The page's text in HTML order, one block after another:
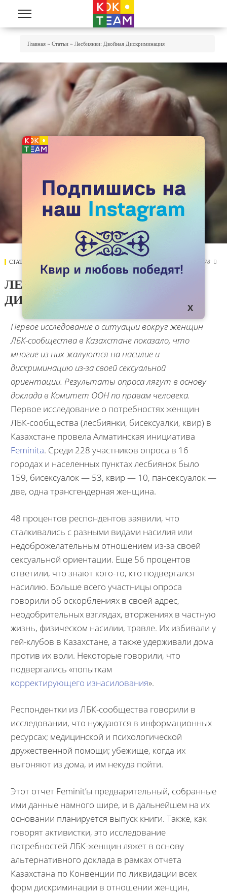
Перейти к основному содержанию
Главная » Статьи » Лесбиянки: Двойная Дискриминация
СТАТЬИ 10278 
ЛЕСБИЯНКИ: ДВОЙНАЯ
ДИСКРИМИНАЦИЯ
Первое исследование о ситуации вокруг женщин
ЛБК-сообщества в Казахстане показало, что
многие из них жалуются на насилие и
дискриминацию из-за своей сексуальной
ориентации. Результаты опроса лягут в основу
доклада в Комитет ООН по правам человека.
Первое исследование о потребностях женщин
ЛБК-сообщества (лесбиянки, бисексуалки, квир) в
Казахстане провела Алматинская инициатива
Feminita. Среди 228 участников опроса в 16
городах и населенных пунктах лесбиянок было
159, бисексуалок — 53, квир — 10, пансексуалок —
две, одна трансгендерная женщина.
48 процентов респондентов заявили, что
сталкивались с разными видами насилия или
недоброжелательным отношением из-за своей
сексуальной ориентации. Еще 56 процентов
ответили, что знают кого-то, кто подвергался
насилию. Больше всего участницы опроса
говорили об оскорблениях в своей адрес,
неодобрительных взглядах, вторжениях в частную
жизнь, физическом насилии, травле. Их избивали у
гей-клубов в Казахстане, а также удерживали дома
против их воли. Некоторые говорили, что
подвергались «попыткам
корректирующего изнасилования».
Респондентки из ЛБК-сообщества говорили в
исследовании, что нуждаются в информационных
ресурсах; медицинской и психологической
дружественной помощи; убежище, когда их
выгоняют из дома, и им некуда пойти.
Этот отчет Feminit’ы предварительный, собранные
ими данные намного шире, и в дальнейшем на их
основании планируется выпуск книги. Также, как
говорят активистки, это исследование
потребностей ЛБК-женщин ляжет в основу
альтернативного доклада в рамках отчета
Казахстана по Конвенции по ликвидации всех
форм дискриминации в отношении женщин,